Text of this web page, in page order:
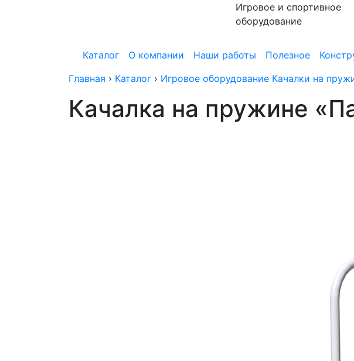
Игровое и спортивное
оборудование
Каталог О компании Наши работы Полезное
Главная › Каталог › Игровое оборудование Качалки на
Качалка на пружине